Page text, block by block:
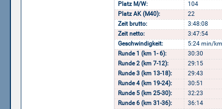
Platz M/W:
104
Platz AK (M40):
22
Zeit brutto:
3:48:08
Zeit netto:
3:47:54
Geschwindigkeit:
5:24 min/
Runde 1 (km 1- 6):
30:30
Runde 2 (km 7-12):
29:15
Runde 3 (km 13-18):
29:43
Runde 4 (km 19-24):
30:51
Runde 5 (km 25-30):
32:23
Runde 6 (km 31-36):
36:14